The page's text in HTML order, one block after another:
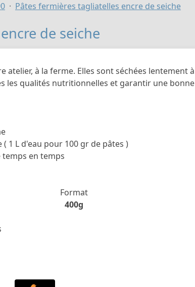
Pâtes fermières tagliatelles encre de seiche
de seiche
à la ferme. Elles sont séchées lentement à
les qualités nutritionnelles et garantir une bonne
1 L d'eau pour 100 gr de pâtes )
temps en temps
Format
400g